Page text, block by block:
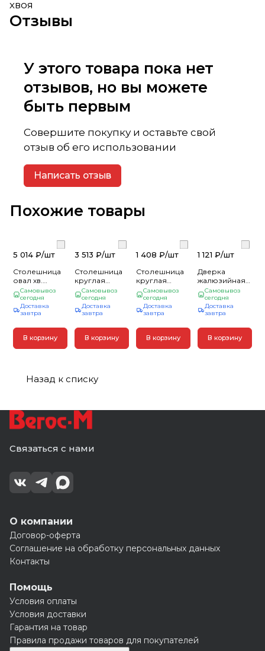
хвоя
Отзывы
У этого товара пока нет
отзывов, но вы можете
быть первым
Совершите покупку и оставьте свой
отзыв об его использовании
Написать отзыв
Похожие товары
5 014 ₽/шт
Столешница
овал хв.
1800х800
кат.АВ
Самовывоз
сегодня
Доставка
завтра
В корзину
3 513 ₽/шт
Столешница
круглая
(хвоя)
д1000мм АВ
Самовывоз
сегодня
Доставка
завтра
В корзину
1 408 ₽/шт
Столешница
круглая
(хвоя) д600мм
АВ
Самовывоз
сегодня
Доставка
завтра
В корзину
1 121 ₽/шт
Дверка
жалюзийная
хв. 850х394
кат.А
Самовывоз
сегодня
Доставка
завтра
В корзину
Назад к списку
Связаться с нами
О компании
Договор-оферта
Соглашение на обработку персональных данных
Контакты
Помощь
Условия оплаты
Условия доставки
Гарантия на товар
Правила продажи товаров для покупателей